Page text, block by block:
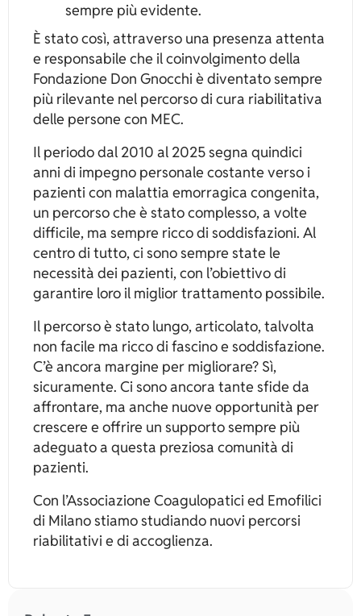
sempre più evidente.
È stato così, attraverso una presenza attenta
e responsabile che il coinvolgimento della
Fondazione Don Gnocchi è diventato sempre
più rilevante nel percorso di cura riabilitativa
delle persone con MEC.
Il periodo dal 2010 al 2025 segna quindici
anni di impegno personale costante verso i
pazienti con malattia emorragica congenita,
un percorso che è stato complesso, a volte
difficile, ma sempre ricco di soddisfazioni. Al
centro di tutto, ci sono sempre state le
necessità dei pazienti, con l’obiettivo di
garantire loro il miglior trattamento possibile.
Il percorso è stato lungo, articolato, talvolta
non facile ma ricco di fascino e soddisfazione.
C’è ancora margine per migliorare? Sì,
sicuramente. Ci sono ancora tante sfide da
affrontare, ma anche nuove opportunità per
crescere e offrire un supporto sempre più
adeguato a questa preziosa comunità di
pazienti.
Con l’Associazione Coagulopatici ed Emofilici
di Milano stiamo studiando nuovi percorsi
riabilitativi e di accoglienza.